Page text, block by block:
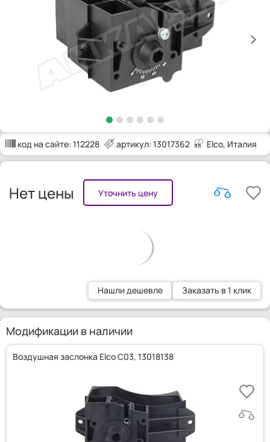
код на сайте: 112228 артикул: 13017362 Elco, Италия
Нет цены Уточнить цену
Нашли дешевле Заказать в 1 клик
Модификации в наличии
Воздушная заслонка Elco C03, 13018138